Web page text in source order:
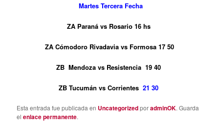
Martes Tercera Fecha
ZA Paraná vs Rosario 16 hs
ZA Cómodoro Rivadavia vs Formosa 17 50
ZB Mendoza vs Resistencia 19 40
ZB Tucumán vs Corrientes 21 30
Esta entrada fue publicada en UncategorizedporadminOK. Guarda
elenlace permanente.